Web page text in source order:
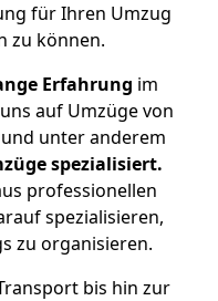
für Ihren Umzug
zu können.
Erfahrung im
auf Umzüge von
unter anderem
spezialisiert.
professionellen
spezialisieren,
zu organisieren.
bis hin zur